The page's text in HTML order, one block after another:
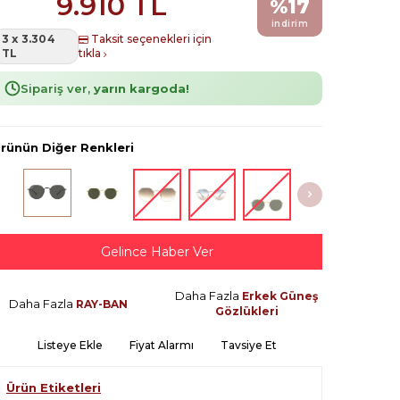
3 x 3.304
TL
Taksit seçenekleri için
tıkla
%17
indirim
Sipariş ver, yarın kargoda!
Diğer Renkleri
Gelince Haber Ver
Daha Fazla RAY-BAN
Daha Fazla Erkek Güneş
Gözlükleri
Listeye Ekle Fiyat Alarmı Tavsiye Et
Ürün Etiketleri